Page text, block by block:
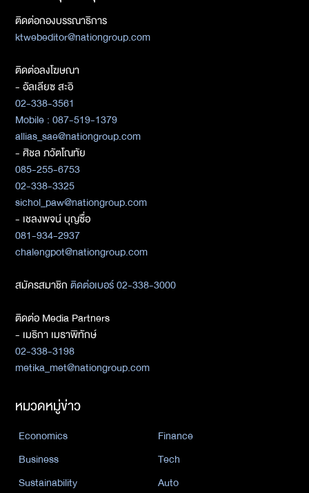
ติดต่อกองบรรณาธิการ
ktwebeditor@nationgroup.com
ติดต่อลงโฆษณา
- อัลเลียซ สะอิ
02-338-3561
Mobile : 087-519-1379
allias_sae@nationgroup.com
- ศิชล ภวัตโณทัย
085-255-6753
02-338-3325
sichol_paw@nationgroup.com
- เชลงพจน์ บุญซื่อ
081-934-2937
chalengpot@nationgroup.com
สมัครสมาชิกติดต่อเบอร์ 02-338-3000
ติดต่อ Media Partners
- เมธิกา เมธาพิทักษ์
02-338-3198
metika_met@nationgroup.com
หมวดหมู่ข่าว
Economics
Finance
Business
Tech
Sustainability
Auto